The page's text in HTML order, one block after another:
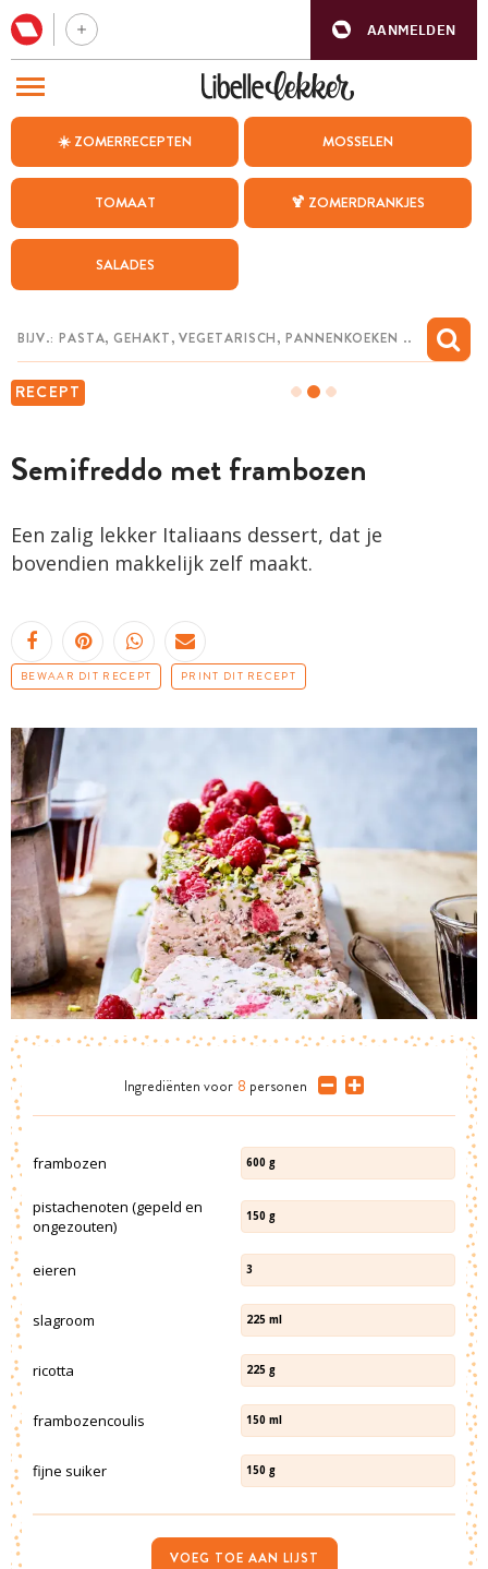
AANMELDEN
☀️ ZOMERRECEPTEN MOSSELEN
TOMAAT 🍹 ZOMERDRANKJES
SALADES
RECEPT
Semifreddo met frambozen
Een zalig lekker Italiaans dessert, dat je
bovendien makkelijk zelf maakt.
BEWAAR DIT RECEPT PRINT DIT RECEPT
Ingrediënten voor 8 personen
frambozen 600 g
pistachenoten (gepeld en
ongezouten)
150 g
eieren 3
slagroom 225 ml
ricotta 225 g
frambozencoulis 150 ml
fijne suiker 150 g
VOEG TOE AAN LIJST
BEZOEK ONZE ANDERE WEBSITES
WEEKMENU
CHAT MET MAIA
MIJN BEWAARDE RECEPTEN